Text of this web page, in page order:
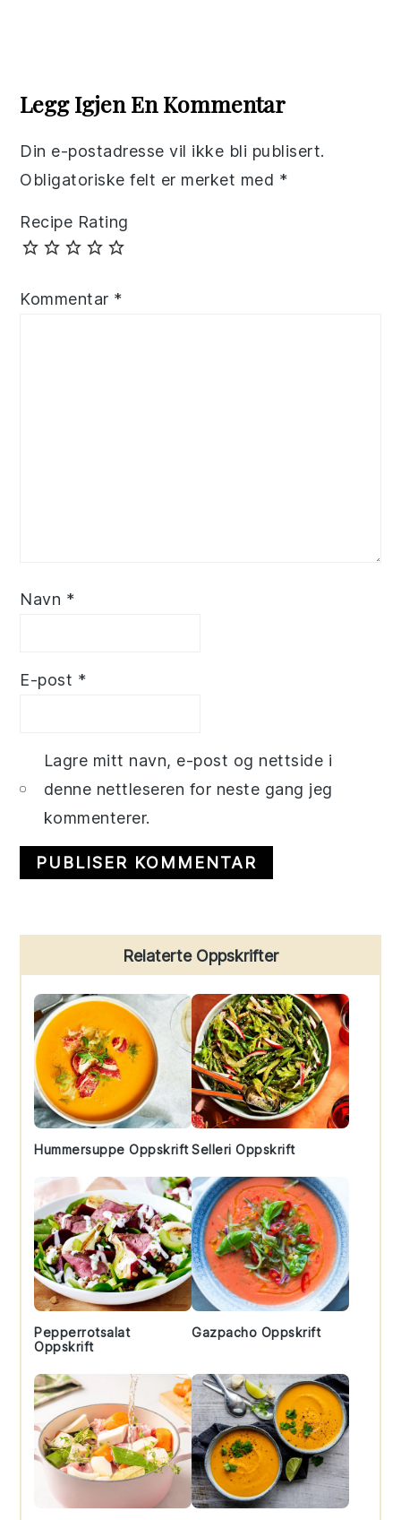
Interactions
Legg Igjen En Kommentar
Din e-postadresse vil ikke bli publisert.
Obligatoriske felt er merket med *
Recipe Rating
Kommentar *
Navn *
E-post *
Lagre mitt navn, e-post og nettside i
denne nettleseren for neste gang jeg
kommenterer.
Sidebar
Relaterte Oppskrifter
Hummersuppe OppskriftSelleri Oppskrift
Pepperrotsalat
Oppskrift
Gazpacho Oppskrift